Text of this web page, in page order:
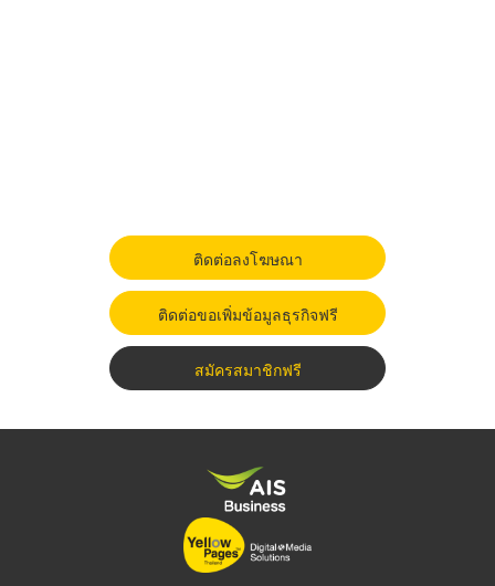
ติดต่อลงโฆษณา
ติดต่อขอเพิ่มข้อมูลธุรกิจฟรี
สมัครสมาชิกฟรี